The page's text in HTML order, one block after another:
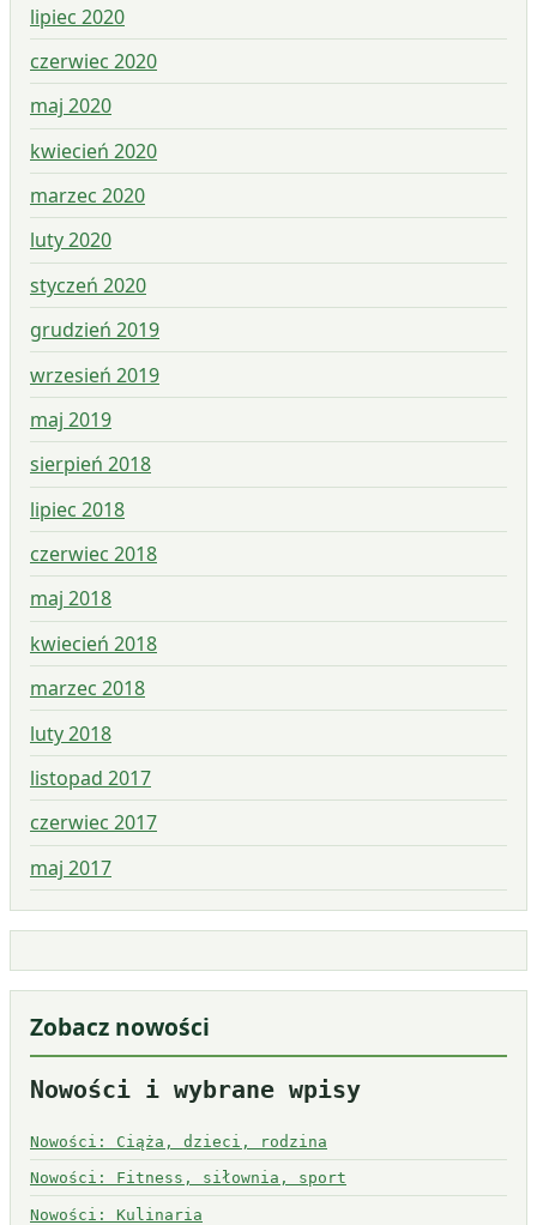
lipiec 2020
czerwiec 2020
maj 2020
kwiecień 2020
marzec 2020
luty 2020
styczeń 2020
grudzień 2019
wrzesień 2019
maj 2019
sierpień 2018
lipiec 2018
czerwiec 2018
maj 2018
kwiecień 2018
marzec 2018
luty 2018
listopad 2017
czerwiec 2017
maj 2017
Zobacz nowości
Nowości i wybrane wpisy
Nowości: Ciąża, dzieci, rodzina
Nowości: Fitness, siłownia, sport
Nowości: Kulinaria